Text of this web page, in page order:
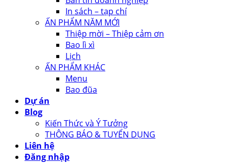
In sách – tạp chí
ẤN PHẨM NĂM MỚI
Thiệp mời – Thiệp cảm ơn
Bao lì xì
Lịch
ẤN PHẨM KHÁC
Menu
Bao đũa
Dự án
Blog
Kiến Thức và Ý Tưởng
THÔNG BÁO & TUYỂN DỤNG
Liên hệ
Đăng nhập